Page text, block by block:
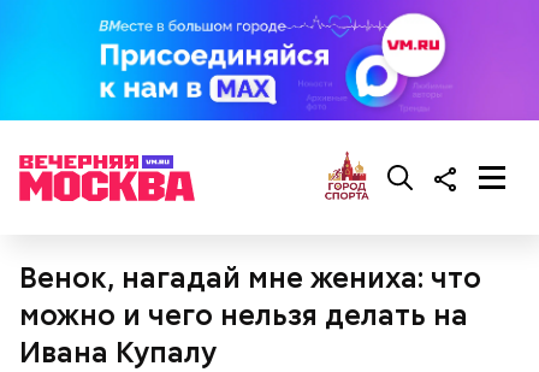
Венок, нагадай мне жениха: что
можно и чего нельзя делать на
Ивана Купалу